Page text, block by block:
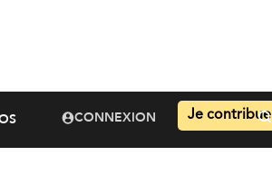
CONNEXION Je contribue